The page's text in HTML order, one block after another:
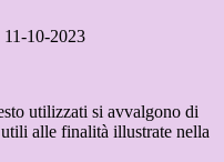
11-10-2023
utilizzati si avvalgono di
alle finalità illustrate nella